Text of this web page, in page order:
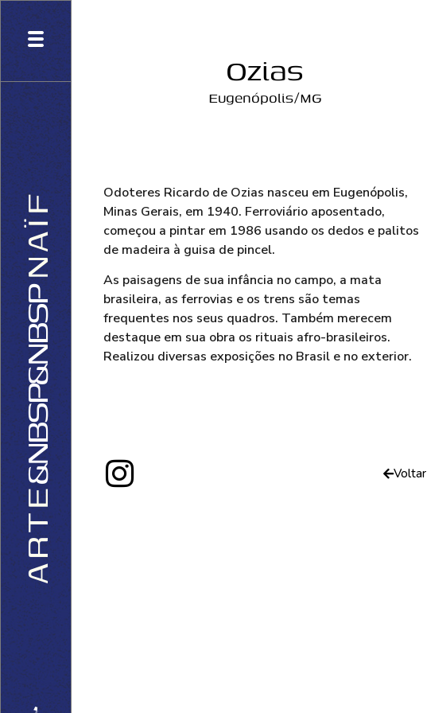
A
R
T
E
&NBSP&NBSP
N
A
Ï
F
Ozias
Eugenópolis/MG
Odoteres Ricardo de Ozias nasceu em Eugenópolis,
Minas Gerais, em 1940. Ferroviário aposentado,
começou a pintar em 1986 usando os dedos e palitos
de madeira à guisa de pincel.
As paisagens de sua infância no campo, a mata
brasileira, as ferrovias e os trens são temas
frequentes nos seus quadros. Também merecem
destaque em sua obra os rituais afro-brasileiros.
Realizou diversas exposições no Brasil e no exterior.
Voltar